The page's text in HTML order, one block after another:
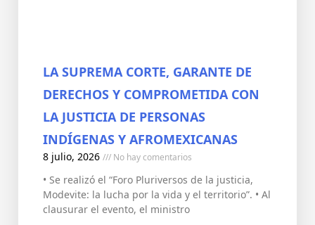
LA SUPREMA CORTE, GARANTE DE
DERECHOS Y COMPROMETIDA CON
LA JUSTICIA DE PERSONAS
INDÍGENAS Y AFROMEXICANAS
8 julio, 2026 No hay comentarios
• Se realizó el “Foro Pluriversos de la justicia,
Modevite: la lucha por la vida y el territorio”. • Al
clausurar el evento, el ministro